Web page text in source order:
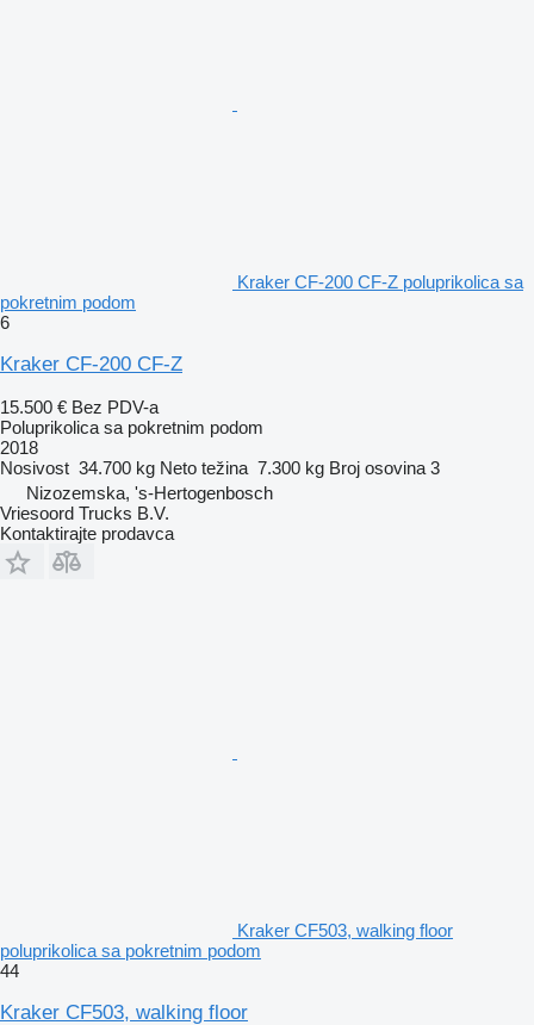
Kraker CF-200 CF-Z poluprikolica sa
pokretnim podom
6
Kraker CF-200 CF-Z
15.500 € Bez PDV-a
Poluprikolica sa pokretnim podom
2018
Nosivost 34.700 kg Neto težina 7.300 kg Broj osovina 3
Nizozemska, 's-Hertogenbosch
Vriesoord Trucks B.V.
Kontaktirajte prodavca
Kraker CF503, walking floor
poluprikolica sa pokretnim podom
44
Kraker CF503, walking floor